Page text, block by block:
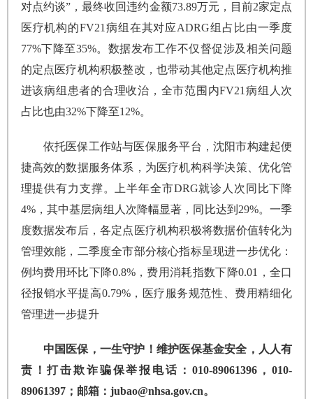
对点约谈”，最终收回违约金额73.89万元，目前2家定点
医疗机构的FV21病组在其对应ADRG组占比由一季度
77%下降至35%。数据发布工作不仅督促涉及相关问题
的定点医疗机构积极整改，也带动其他定点医疗机构推
进该病组患者的合理收治，全市范围内FV21病组人次
占比也由32%下降至12%。
依托医保工作站与医保服务平台，沈阳市构建起便
捷高效的数据服务体系，为医疗机构科学决策、优化管
理提供有力支撑。上半年全市DRG就诊人次同比下降
4%，其中基层病组人次降幅显著，同比达到29%。一季
度数据发布后，各定点医疗机构积极将数据价值转化为
管理效能，二季度全市部分核心指标呈现进一步优化：
例均费用环比下降0.8%，费用消耗指数下降0.01，全口
径报销水平提高0.79%，医疗服务规范性、费用精细化
管理进一步提升
中国医保，一生守护！维护医保基金安全，人人有
责！打击欺诈骗保举报电话：010-89061396，010-
89061397；邮箱：jubao@nhsa.gov.cn。